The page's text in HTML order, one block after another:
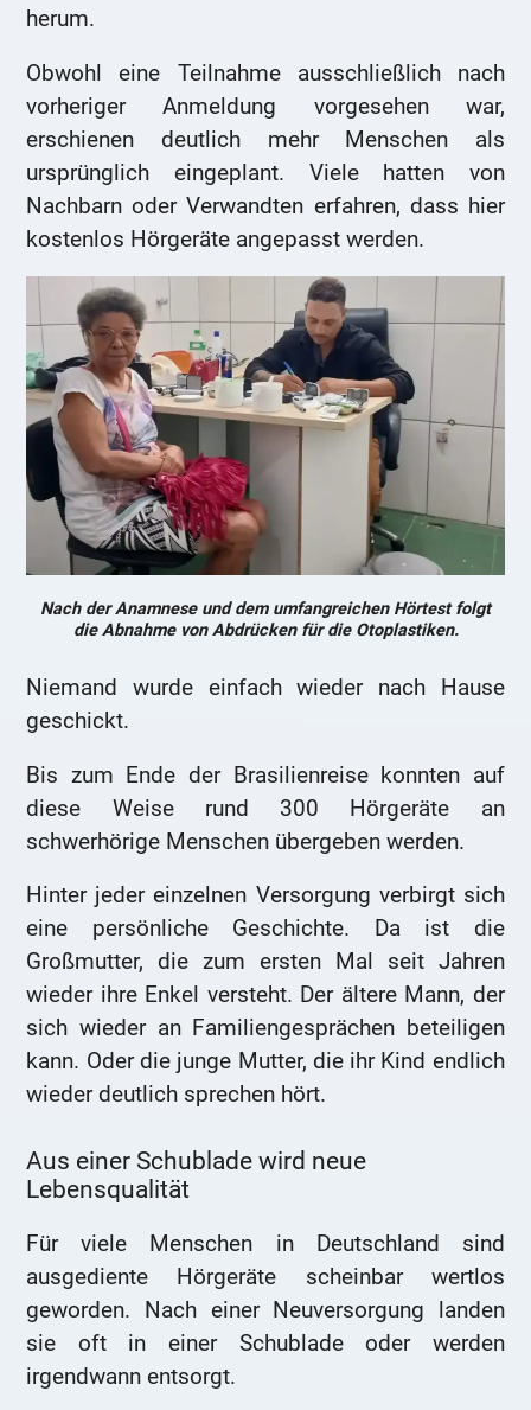
herum.
Obwohl eine Teilnahme ausschließlich nach
vorheriger Anmeldung vorgesehen war,
erschienen deutlich mehr Menschen als
ursprünglich eingeplant. Viele hatten von
Nachbarn oder Verwandten erfahren, dass hier
kostenlos Hörgeräte angepasst werden.
Nach der Anamnese und dem umfangreichen Hörtest folgt
die Abnahme von Abdrücken für die Otoplastiken.
Niemand wurde einfach wieder nach Hause
geschickt.
Bis zum Ende der Brasilienreise konnten auf
diese Weise rund 300 Hörgeräte an
schwerhörige Menschen übergeben werden.
Hinter jeder einzelnen Versorgung verbirgt sich
eine persönliche Geschichte. Da ist die
Großmutter, die zum ersten Mal seit Jahren
wieder ihre Enkel versteht. Der ältere Mann, der
sich wieder an Familiengesprächen beteiligen
kann. Oder die junge Mutter, die ihr Kind endlich
wieder deutlich sprechen hört.
Aus einer Schublade wird neue
Lebensqualität
Für viele Menschen in Deutschland sind
ausgediente Hörgeräte scheinbar wertlos
geworden. Nach einer Neuversorgung landen
sie oft in einer Schublade oder werden
irgendwann entsorgt.